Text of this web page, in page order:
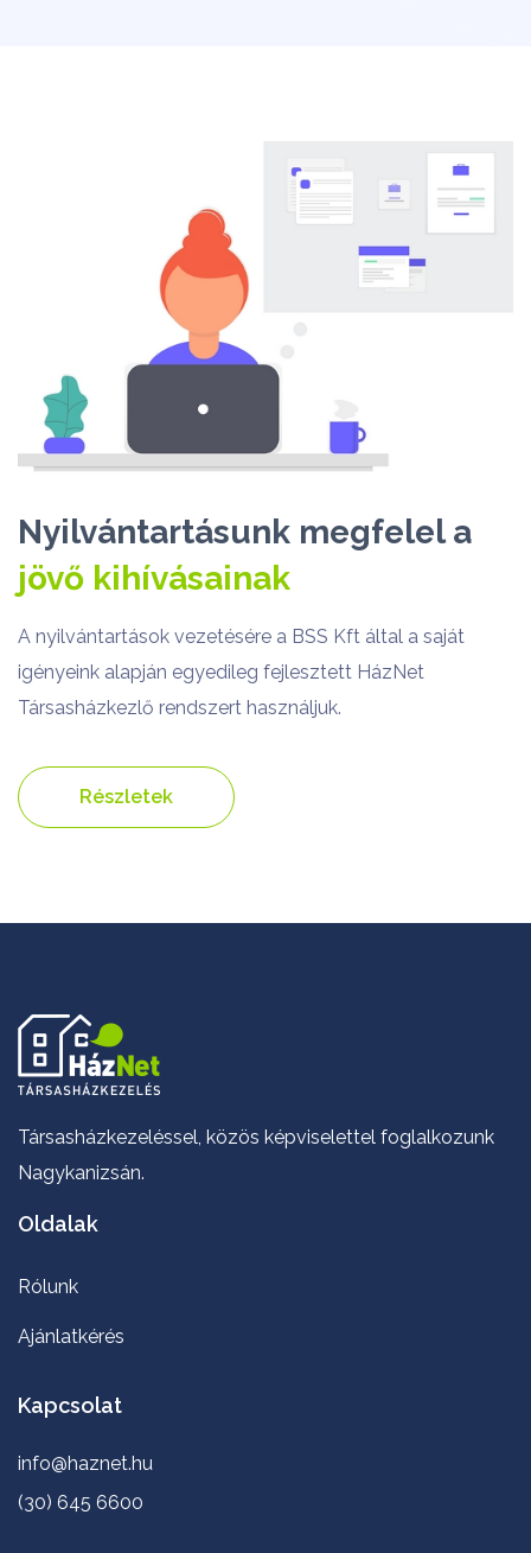
Nyilvántartásunk megfelel a
jövő kihívásainak
A nyilvántartások vezetésére a BSS Kft által a saját
igényeink alapján egyedileg fejlesztett HázNet
Társasházkezlő rendszert használjuk.
Részletek
Társasházkezeléssel, közös képviselettel foglalkozunk
Nagykanizsán.
Oldalak
Rólunk
Ajánlatkérés
Kapcsolat
info@haznet.hu
(30) 645 6600